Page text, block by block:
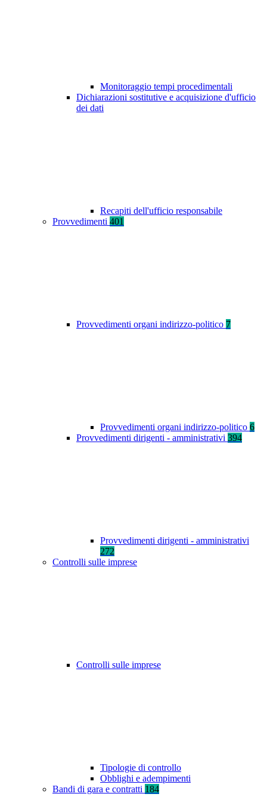
Monitoraggio tempi procedimentali
Dichiarazioni sostitutive e acquisizione d'ufficio
dei dati
Recapiti dell'ufficio responsabile
Provvedimenti 401
Provvedimenti organi indirizzo-politico 7
Provvedimenti organi indirizzo-politico 6
Provvedimenti dirigenti - amministrativi 394
Provvedimenti dirigenti - amministrativi
272
Controlli sulle imprese
Controlli sulle imprese
Tipologie di controllo
Obblighi e adempimenti
Bandi di gara e contratti 184